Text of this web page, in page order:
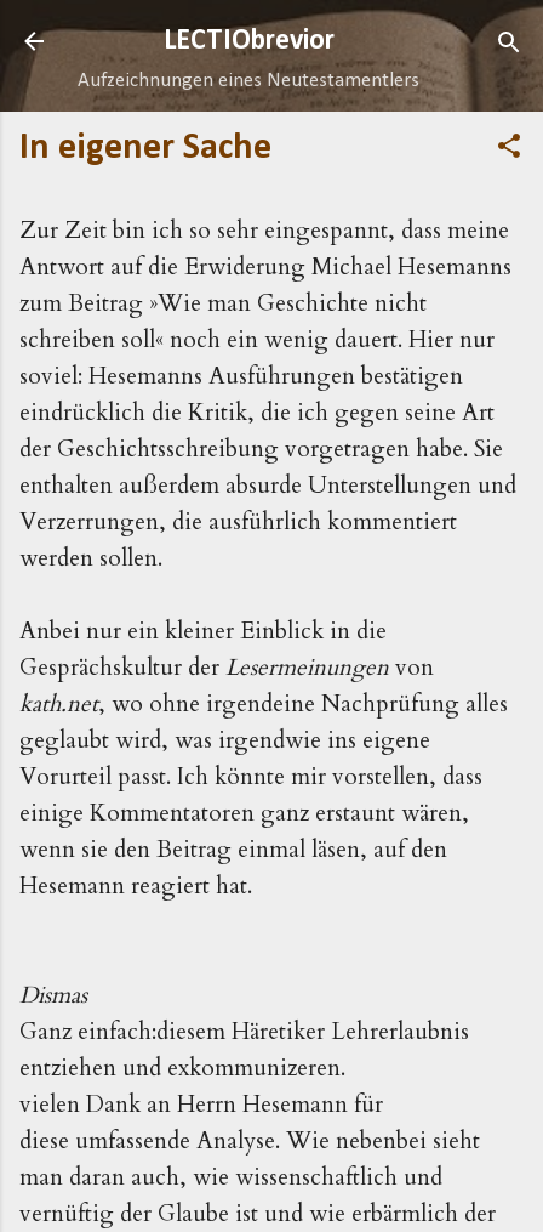
Direkt zum Hauptbereich
LECTIObrevior
Aufzeichnungen eines Neutestamentlers
In eigener Sache
Zur Zeit bin ich so sehr eingespannt, dass meine
Antwort auf die Erwiderung Michael Hesemanns
zum Beitrag »Wie man Geschichte nicht
schreiben soll« noch ein wenig dauert. Hier nur
soviel: Hesemanns Ausführungen bestätigen
eindrücklich die Kritik, die ich gegen seine Art
der Geschichtsschreibung vorgetragen habe. Sie
enthalten außerdem absurde Unterstellungen und
Verzerrungen, die ausführlich kommentiert
werden sollen.
Anbei nur ein kleiner Einblick in die
Gesprächskultur derLesermeinungenvon
kath.net, wo ohne irgendeine Nachprüfung alles
geglaubt wird, was irgendwie ins eigene
Vorurteil passt. Ich könnte mir vorstellen, dass
einige Kommentatoren ganz erstaunt wären,
wenn sie den Beitrag einmal läsen, auf den
Hesemann reagiert hat.
Dismas
Ganz einfach:diesem Häretiker Lehrerlaubnis
entziehen und exkommunizeren.
vielen Dank an Herrn Hesemann für
diese umfassende Analyse. Wie nebenbei sieht
man daran auch, wie wissenschaftlich und
vernüftig der Glaube ist und wie erbärmlich der